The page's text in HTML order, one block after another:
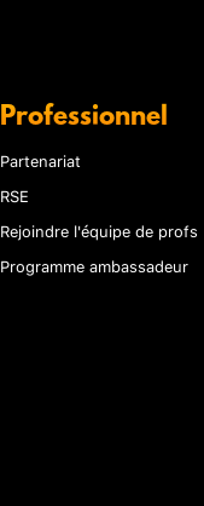
Professionnel
Partenariat
RSE
Rejoindre l'équipe de profs
Programme ambassadeur